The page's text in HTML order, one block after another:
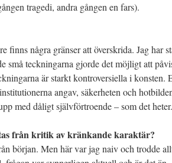
tragedi, andra gången en fars).
finns några gränser att överskrida. Jag har
små teckningarna gjorde det möjligt att
är starkt kontroversiella i konsten.
angav, säkerheten och
med dåligt självförtroende – som det heter.
från kritik av kränkande karaktär?
början. Men här var jag naiv och trodde